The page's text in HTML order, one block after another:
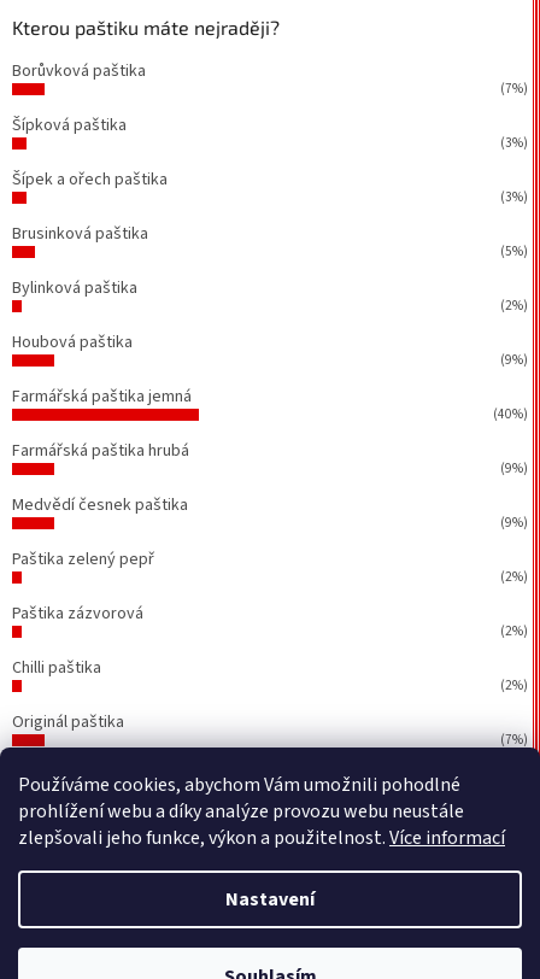
Používáme cookies, abychom Vám umožnili pohodlné
prohlížení webu a díky analýze provozu webu neustále
zlepšovali jeho funkce, výkon a použitelnost.Více informací
Nastavení
Kterou paštiku máte nejraději?
Borůvková paštika
(7%)
Šípková paštika
(3%)
Šípek a ořech paštika
(3%)
Brusinková paštika
(5%)
Bylinková paštika
(2%)
Houbová paštika
(9%)
Farmářská paštika jemná
(40%)
Farmářská paštika hrubá
(9%)
Medvědí česnek paštika
(9%)
Paštika zelený pepř
(2%)
Paštika zázvorová
(2%)
Chilli paštika
(2%)
Originál paštika
(7%)
Počet hlasů:43
Copyright 2026Petr Walla - Poctivé paštiky a jiné dobrůtky.